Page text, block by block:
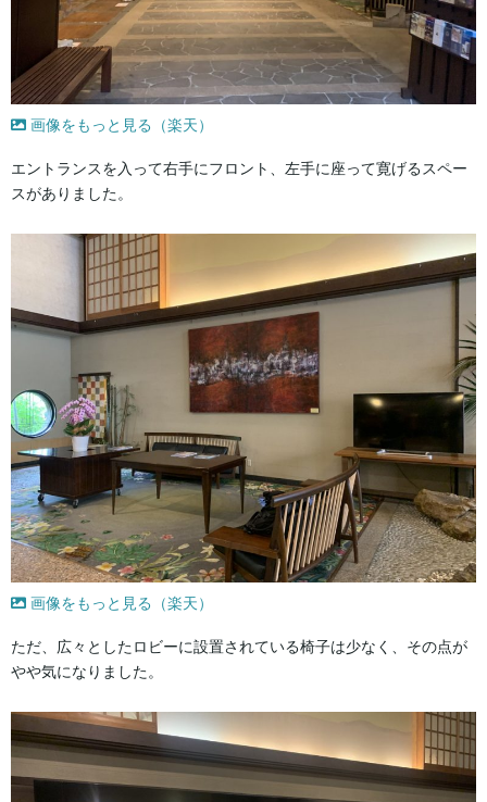
画像をもっと見る（楽天）
エントランスを入って右手にフロント、左手に座って寛げるスペー
スがありました。
画像をもっと見る（楽天）
ただ、広々としたロビーに設置されている椅子は少なく、その点が
やや気になりました。